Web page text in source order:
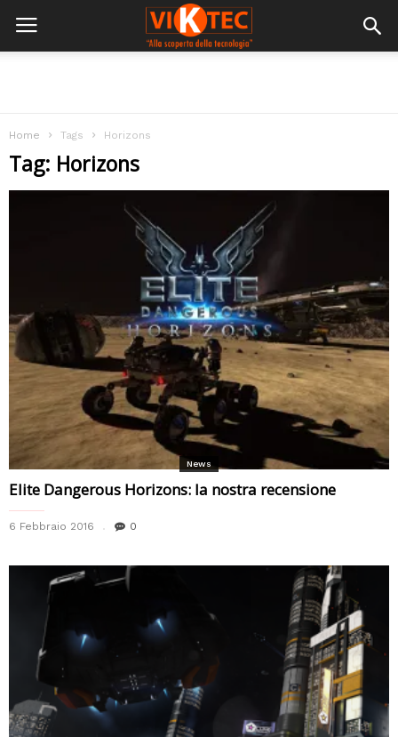
Home Tags Horizons
Tag: Horizons
News
Elite Dangerous Horizons: la nostra recensione
6 Febbraio 2016 0